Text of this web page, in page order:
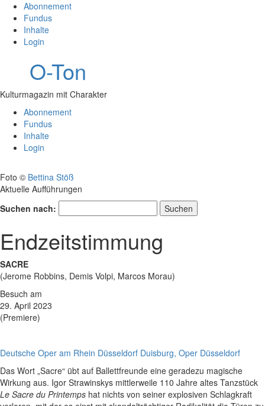
Abonnement
Fundus
Inhalte
Login
O-Ton
Kulturmagazin mit Charakter
Abonnement
Fundus
Inhalte
Login
Foto © Bettina Stöß
Aktuelle Aufführungen
Suchen nach:
Endzeitstimmung
SACRE
(Jerome Robbins, Demis Volpi, Marcos Morau)
Besuch am
29. April 2023
(Premiere)
Deutsche Oper am Rhein Düsseldorf Duisburg, Oper Düsseldorf
Das Wort „Sacre“ übt auf Ballettfreunde eine geradezu magische
Wirkung aus. Igor Strawinskys mittlerweile 110 Jahre altes Tanzstück
Le Sacre du Printemps hat nichts von seiner explosiven Schlagkraft